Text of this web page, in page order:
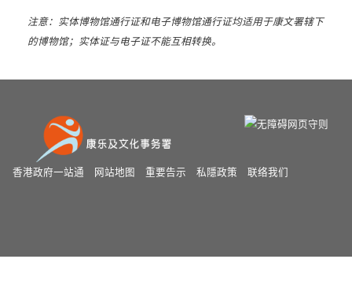
注意：实体博物馆通行证和电子博物馆通行证均适用于康文署辖下
的博物馆；实体证与电子证不能互相转换。
香港政府一站通 网站地图 重要告示 私隱政策 联络我们